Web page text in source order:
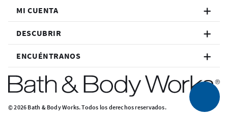
MI CUENTA
DESCUBRIR
ENCUÉNTRANOS
© 2026 Bath & Body Works. Todos los derechos reservados.